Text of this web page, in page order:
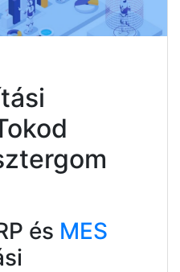
és MES